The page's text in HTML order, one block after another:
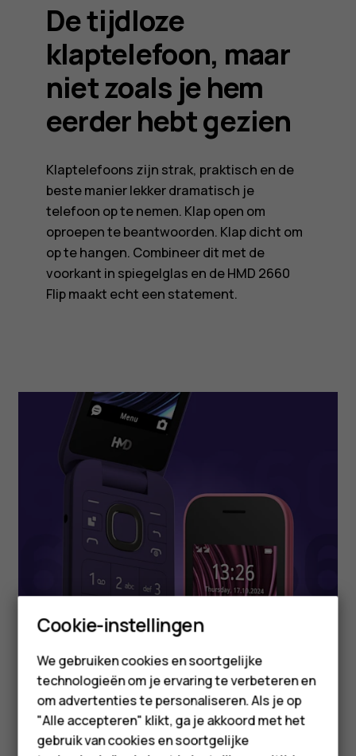
Smartphones
Feature phones
Accessoires
HMD Terra M
De tijdloze
klaptelefoon, maar
niet zoals je hem
eerder hebt gezien
Klaptelefoons zijn strak, praktisch en de
beste manier lekker dramatisch je
telefoon op te nemen. Klap open om
oproepen te beantwoorden. Klap dicht om
op te hangen. Combineer dit met de
voorkant in spiegelglas en de HMD 2660
Flip maakt echt een statement.
Cookie-instellingen
We gebruiken cookies en soortgelijke
technologieën om je ervaring te verbeteren en
om advertenties te personaliseren. Als je op
"Alle accepteren" klikt, ga je akkoord met het
gebruik van cookies en soortgelijke